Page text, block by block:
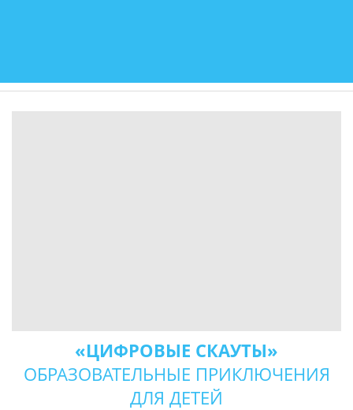
«ЦИФРОВЫЕ СКАУТЫ»
ОБРАЗОВАТЕЛЬНЫЕ ПРИКЛЮЧЕНИЯ
ДЛЯ ДЕТЕЙ